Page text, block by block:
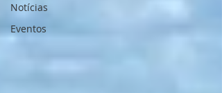
Notícias
Eventos